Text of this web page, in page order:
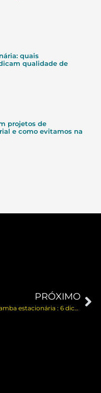
quais
qualidade de
projetos de
e como evitamos na
PRÓXIMO
Caçamba estacionária : 6 dicas que você precisa saber!